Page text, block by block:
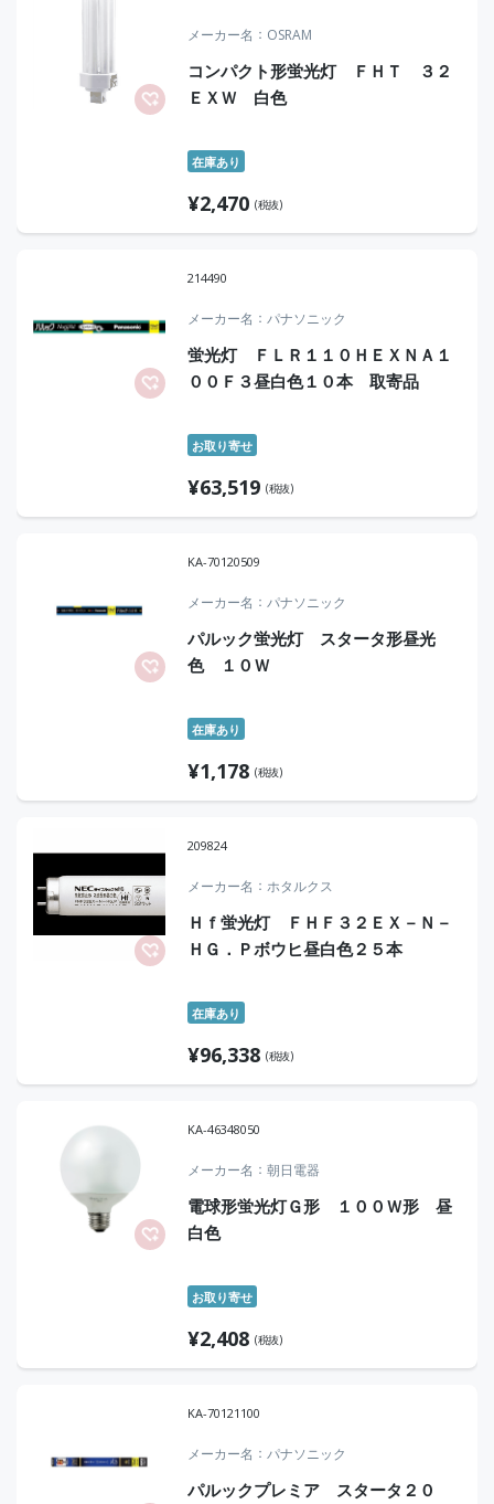
メーカー名 OSRAM
コンパクト形蛍光灯 ＦＨＴ ３２
ＥＸＷ 白色
在庫あり
¥2,470 (税抜)
214490
メーカー名 パナソニック
蛍光灯 ＦＬＲ１１０ＨＥＸＮＡ１
００Ｆ３昼白色１０本 取寄品
お取り寄せ
¥63,519 (税抜)
KA-70120509
メーカー名 パナソニック
パルック蛍光灯 スタータ形昼光
色 １０Ｗ
在庫あり
¥1,178 (税抜)
209824
メーカー名 ホタルクス
Ｈｆ蛍光灯 ＦＨＦ３２ＥＸ－Ｎ－
ＨＧ．Ｐボウヒ昼白色２５本
在庫あり
¥96,338 (税抜)
KA-46348050
メーカー名 朝日電器
電球形蛍光灯Ｇ形 １００Ｗ形 昼
白色
お取り寄せ
¥2,408 (税抜)
KA-70121100
メーカー名 パナソニック
パルックプレミア スタータ２０